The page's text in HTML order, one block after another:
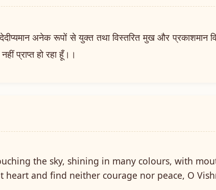
अनेक रूपों से युक्त तथा विस्तरित मुख और प्रकाशमान
प्राप्त हो रहा हूँ।।
the sky, shining in many colours, with
and find neither courage nor peace, O